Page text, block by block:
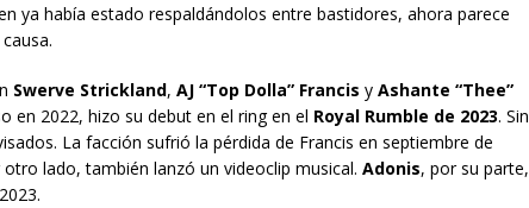
ya había estado respaldándolos entre bastidores, ahora parece
Swerve Strickland, AJ “Top Dolla” Francis y Ashante “Thee”
en 2022, hizo su debut en el ring en el Royal Rumble de 2023. Sin
La facción sufrió la pérdida de Francis en septiembre de
otro lado, también lanzó un videoclip musical. Adonis, por su parte,